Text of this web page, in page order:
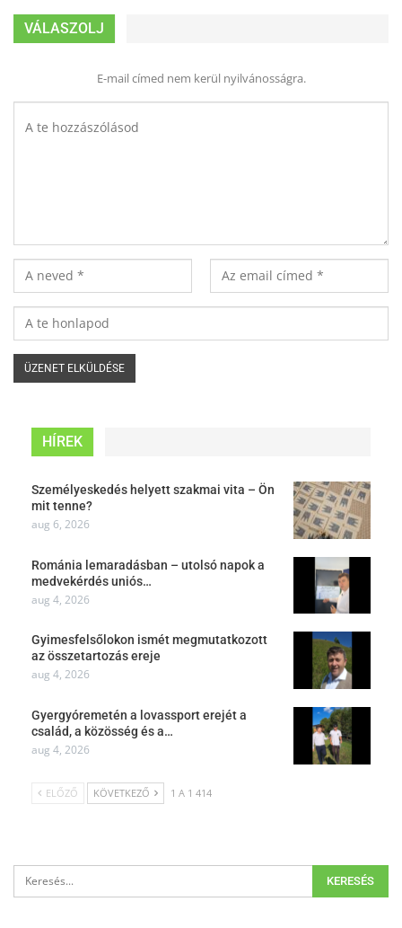
VÁLASZOLJ
E-mail címed nem kerül nyilvánosságra.
HÍREK
Személyeskedés helyett szakmai vita – Ön
mit tenne?
aug 6, 2026
Románia lemaradásban – utolsó napok a
medvekérdés uniós…
aug 4, 2026
Gyimesfelsőlokon ismét megmutatkozott
az összetartozás ereje
aug 4, 2026
Gyergyóremetén a lovassport erejét a
család, a közösség és a…
aug 4, 2026
ELŐZŐ KÖVETKEZŐ 1 A 1 414